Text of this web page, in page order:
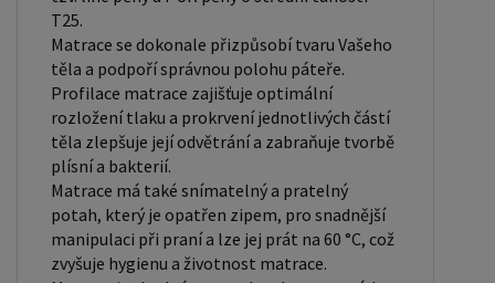
hygienická – vhodná i pro alergiky 3. Matrace je
navržena s důrazem na komfort i hygienu.
Integrované odvzdušňovací kanálky zajišťují
efektivní proudění vzduchu uvnitř jádra, díky
čemuž matrace doslova „dýchá“ – odvádí
přebytečnou vlhkost a pomáhá udržovat příjemné
a svěží spánkové klima po celou noc. Skvělý poměr
CENA/VÝKON Doporučujeme k tomuto produktu
dokoupit: Postel - nakupujte - ZDE Prostěradla -
T25.
Matrace se dokonale přizpůsobí tvaru Vašeho
těla a podpoří správnou polohu páteře.
Profilace matrace zajišťuje optimální
rozložení tlaku a prokrvení jednotlivých částí
těla zlepšuje její odvětrání a zabraňuje tvorbě
plísní a bakterií.
Matrace má také snímatelný a pratelný
potah, který je opatřen zipem, pro snadnější
manipulaci při praní a lze jej prát na 60 °C, což
zvyšuje hygienu a životnost matrace.